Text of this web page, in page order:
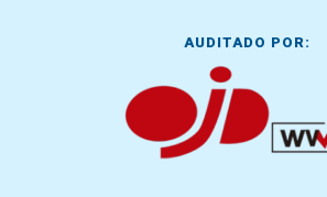
AUDITADO POR: